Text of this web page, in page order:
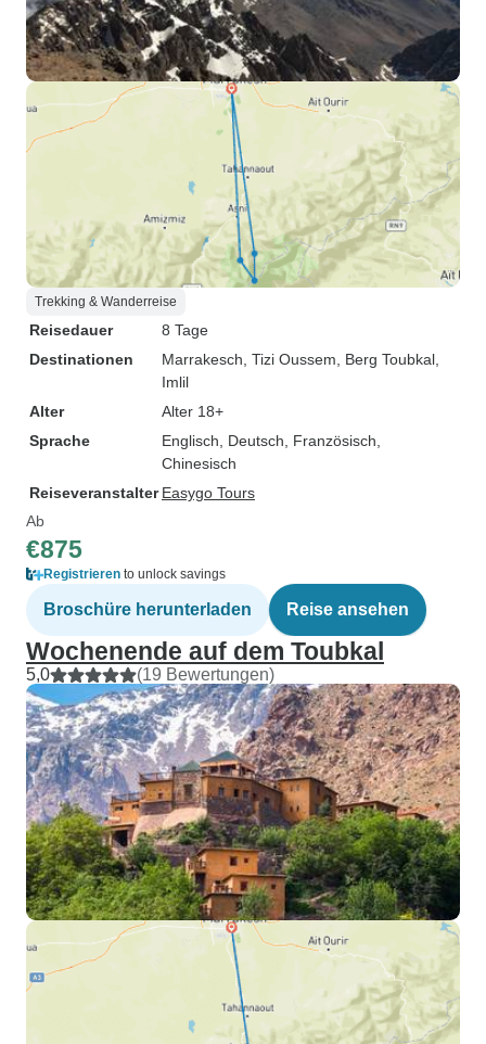
Trekking & Wanderreise
Reisedauer
8 Tage
Destinationen
Marrakesch , Tizi Oussem , Berg Toubkal
Imlil
Alter
Alter 18+
Sprache
Englisch, Deutsch, Französisch,
Chinesisch
Reiseveranstalter Easygo Tours
Ab
€875
Registrieren to unlock savings
Broschüre herunterladen Reise ansehen
Wochenende auf dem Toubkal
5,0 (19 Bewertungen)